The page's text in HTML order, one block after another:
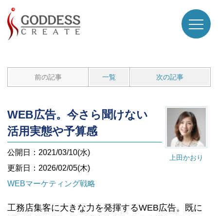
前の記事 一覧 次の記事
上田かおり
WEB広告。今さら聞けない
活用実態や予算感
公開日：2021/03/10(水)
更新日：2026/02/05(木)
WEBマーケティング戦略
工務店集客に大きな力を発揮するWEB広告。既に